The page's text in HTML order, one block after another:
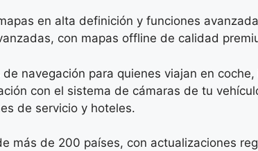
en alta definición y funciones
con mapas offline de calidad
navegación para quienes viajan en
con el sistema de cámaras de tu
de servicio y hoteles.
más de 200 países, con actualizaciones